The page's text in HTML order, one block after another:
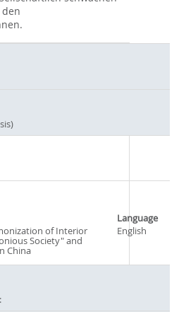
Language
of Interior
Society" and
China
English